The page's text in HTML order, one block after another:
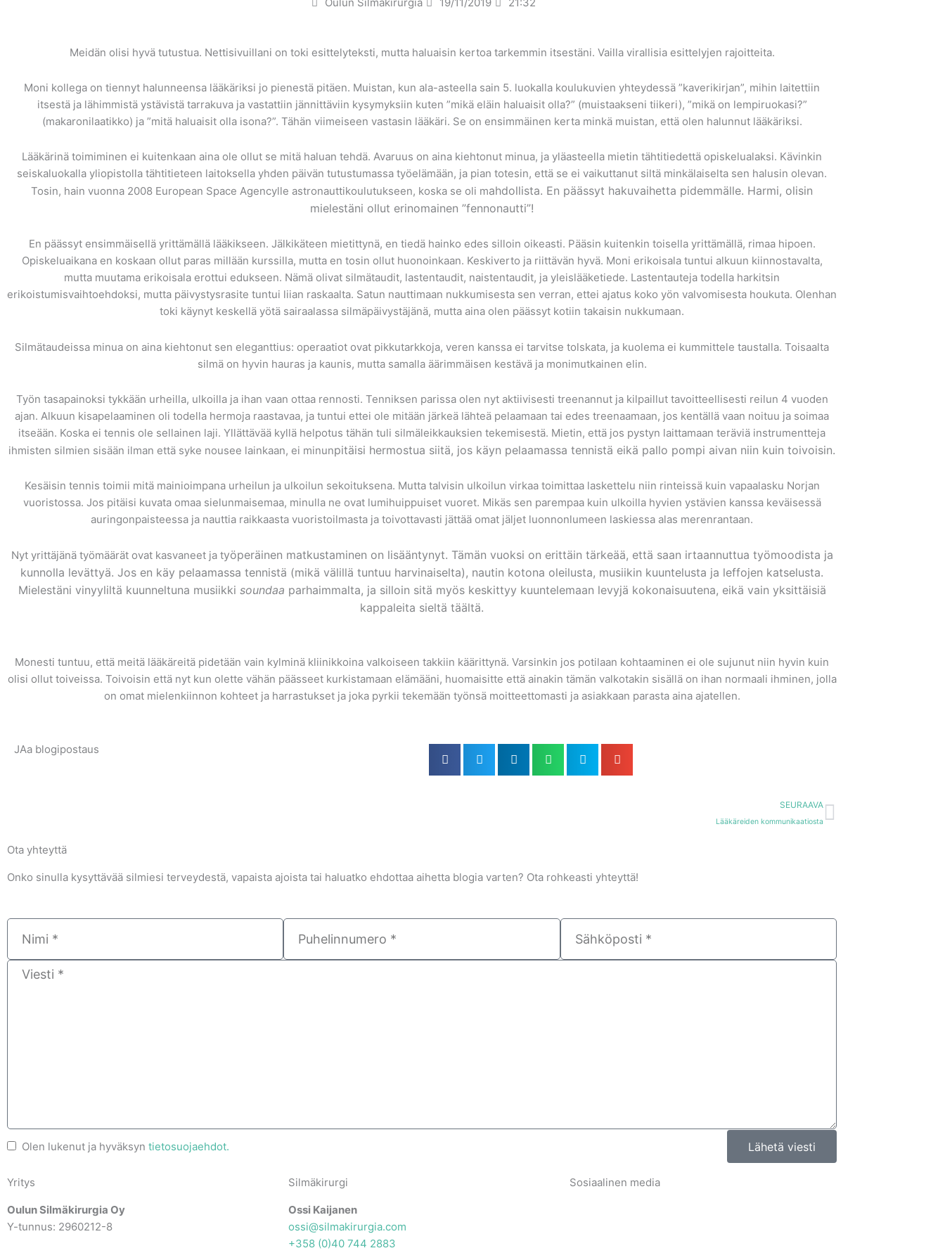
Meidän olisi hyvä tutustua. Nettisivuillani on toki esittelyteksti, mutta haluaisin kertoa tarkemmin itsestäni. Vailla virallisia esittelyjen rajoitteita.
Moni kollega on tiennyt halunneensa lääkäriksi jo pienestä pitäen. Muistan, kun ala-asteella sain 5. luokalla koulukuvien yhteydessä ”kaverikirjan”, mihin laitettiin
itsestä ja lähimmistä ystävistä tarrakuva ja vastattiin jännittäviin kysymyksiin kuten ”mikä eläin haluaisit olla?” (muistaakseni tiikeri), ”mikä on lempiruokasi?”
(makaronilaatikko) ja ”mitä haluaisit olla isona?”. Tähän viimeiseen vastasin lääkäri. Se on ensimmäinen kerta minkä muistan, että olen halunnut lääkäriksi.
Lääkärinä toimiminen ei kuitenkaan aina ole ollut se mitä haluan tehdä. Avaruus on aina kiehtonut minua, ja yläasteella mietin tähtitiedettä opiskelualaksi. Kävinkin
seiskaluokalla yliopistolla tähtitieteen laitoksella yhden päivän tutustumassa työelämään, ja pian totesin, että se ei vaikuttanut siltä minkälaiselta sen halusin olevan.
Tosin, hain vuonna 2008 European Space Agencylle astronauttikoulutukseen, koska se oli mahdollista. En päässyt hakuvaihetta pidemmälle. Harmi, olisin
mielestäni ollut erinomainen ”fennonautti”!
En päässyt ensimmäisellä yrittämällä lääkikseen. Jälkikäteen mietittynä, en tiedä hainko edes silloin oikeasti. Pääsin kuitenkin toisella yrittämällä, rimaa hipoen.
Opiskeluaikana en koskaan ollut paras millään kurssilla, mutta en tosin ollut huonoinkaan. Keskiverto ja riittävän hyvä. Moni erikoisala tuntui alkuun kiinnostavalta,
mutta muutama erikoisala erottui edukseen. Nämä olivat silmätaudit, lastentaudit, naistentaudit, ja yleislääketiede. Lastentauteja todella harkitsin
erikoistumisvaihtoehdoksi, mutta päivystysrasite tuntui liian raskaalta. Satun nauttimaan nukkumisesta sen verran, ettei ajatus koko yön valvomisesta houkuta. Olenhan
toki käynyt keskellä yötä sairaalassa silmäpäivystäjänä, mutta aina olen päässyt kotiin takaisin nukkumaan.
Silmätaudeissa minua on aina kiehtonut sen eleganttius: operaatiot ovat pikkutarkkoja, veren kanssa ei tarvitse tolskata, ja kuolema ei kummittele taustalla. Toisaalta
silmä on hyvin hauras ja kaunis, mutta samalla äärimmäisen kestävä ja monimutkainen elin.
Työn tasapainoksi tykkään urheilla, ulkoilla ja ihan vaan ottaa rennosti. Tenniksen parissa olen nyt aktiivisesti treenannut ja kilpaillut tavoitteellisesti reilun 4 vuoden
ajan. Alkuun kisapelaaminen oli todella hermoja raastavaa, ja tuntui ettei ole mitään järkeä lähteä pelaamaan tai edes treenaamaan, jos kentällä vaan noituu ja soimaa
itseään. Koska ei tennis ole sellainen laji. Yllättävää kyllä helpotus tähän tuli silmäleikkauksien tekemisestä. Mietin, että jos pystyn laittamaan teräviä instrumentteja
ihmisten silmien sisään ilman että syke nousee lainkaan, ei minunpitäisi hermostua siitä, jos käyn pelaamassa tennistä eikä pallo pompi aivan niin kuin toivoisin.
Kesäisin tennis toimii mitä mainioimpana urheilun ja ulkoilun sekoituksena. Mutta talvisin ulkoilun virkaa toimittaa laskettelu niin rinteissä kuin vapaalasku Norjan
vuoristossa. Jos pitäisi kuvata omaa sielunmaisemaa, minulla ne ovat lumihuippuiset vuoret. Mikäs sen parempaa kuin ulkoilla hyvien ystävien kanssa keväisessä
auringonpaisteessa ja nauttia raikkaasta vuoristoilmasta ja toivottavasti jättää omat jäljet luonnonlumeen laskiessa alas merenrantaan.
Nyt yrittäjänä työmäärät ovat kasvaneet ja työperäinen matkustaminen on lisääntynyt. Tämän vuoksi on erittäin tärkeää, että saan irtaannuttua työmoodista ja
kunnolla levättyä. Jos en käy pelaamassa tennistä (mikä välillä tuntuu harvinaiselta), nautin kotona oleilusta, musiikin kuuntelusta ja leffojen katselusta.
Mielestäni vinyyliltä kuunneltuna musiikki soundaa parhaimmalta, ja silloin sitä myös keskittyy kuuntelemaan levyjä kokonaisuutena, eikä vain yksittäisiä
kappaleita sieltä täältä.
Monesti tuntuu, että meitä lääkäreitä pidetään vain kylminä kliinikkoina valkoiseen takkiin käärittynä. Varsinkin jos potilaan kohtaaminen ei ole sujunut niin hyvin kuin
olisi ollut toiveissa. Toivoisin että nyt kun olette vähän päässeet kurkistamaan elämääni, huomaisitte että ainakin tämän valkotakin sisällä on ihan normaali ihminen, jolla
on omat mielenkiinnon kohteet ja harrastukset ja joka pyrkii tekemään työnsä moitteettomasti ja asiakkaan parasta aina ajatellen.
JAa blogipostaus
SEURAAVA
Lääkäreiden kommunikaatiosta
Next
Ota yhteyttä
Onko sinulla kysyttävää silmiesi terveydestä, vapaista ajoista tai haluatko ehdottaa aihetta blogia varten? Ota rohkeasti yhteyttä!
Viesti
*
Olen lukenut ja hyväksyn tietosuojaehdot. Lähetä viesti
Yritys
Oulun Silmäkirurgia Oy
Y-tunnus: 2960212-8
Silmäkirurgi
Ossi Kaijanen
ossi@silmakirurgia.com
+358 (0)40 744 2883
Sosiaalinen media